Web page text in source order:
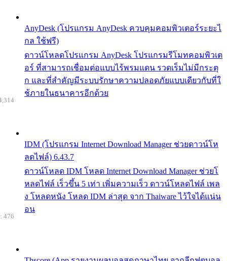
AnyDesk (โปรแกรม AnyDesk ควบคุมคอมพิวเตอร์ระยะไ
กล ใช้ฟรี)
ดาวน์โหลดโปรแกรม AnyDesk โปรแกรมรีโมทคอมพิวเต
อร์ ที่สามารถเชื่อมต่อแบบไร้พรมแดน รวดเร็มไม่มีกระตุ
ก และที่สำคัญมีระบบรักษาความปลอดภัยแบบเดียวกับที่ใ
ช้ภายในธนาคารอีกด้วย
IDM (โปรแกรม Internet Download Manager ช่วยดาวน์โห
ลดไฟล์) 6.43.7
ดาวน์โหลด IDM โหลด Internet Download Manager ช่วยโ
หลดไฟล์ เร็วขึ้น 5 เท่า เพิ่มความเร็ว ดาวน์โหลดไฟล์ เพล
ง โหลดหนัง โหลด IDM ล่าสุด จาก Thaiware ไว้ใจได้แน่น
อน
476